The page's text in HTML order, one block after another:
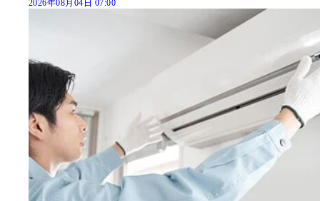
2026年08月04日 07:00